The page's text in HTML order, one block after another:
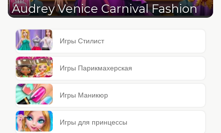
Audrey Venice Carnival Fashion
Игры Стилист
Игры Парикмахерская
Игры Маникюр
Игры для принцессы